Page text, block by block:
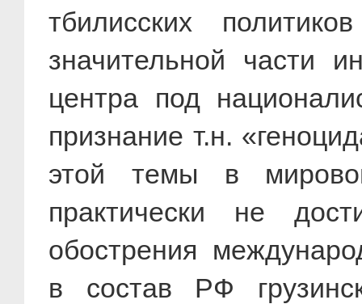
тбилисских
значительной части
центра под
признание т.н.
этой темы в
практически не
обострения
в состав РФ